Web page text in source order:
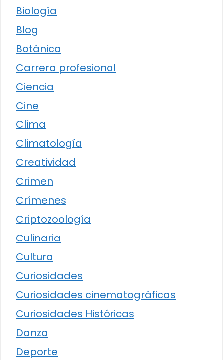
Biología
Blog
Botánica
Carrera profesional
Ciencia
Cine
Clima
Climatología
Creatividad
Crimen
Crímenes
Criptozoología
Culinaria
Cultura
Curiosidades
Curiosidades cinematográficas
Curiosidades Históricas
Danza
Deporte